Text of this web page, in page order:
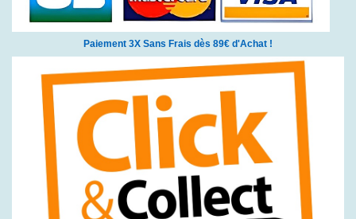
Paiement 3X Sans Frais dès 89€ d'Achat !